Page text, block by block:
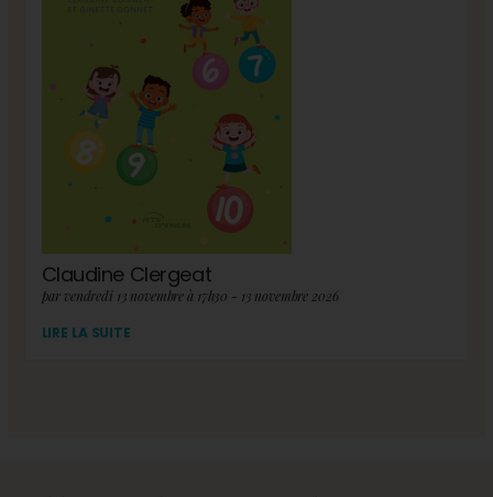
Claudine Clergeat
par vendredi 13 novembre à 17h30 - 13 novembre 2026
LIRE LA SUITE